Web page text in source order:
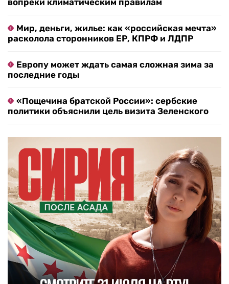
вопреки климатическим правилам
Мир, деньги, жилье: как «российская мечта»
расколола сторонников ЕР, КПРФ и ЛДПР
Европу может ждать самая сложная зима за
последние годы
«Пощечина братской России»: сербские
политики объяснили цель визита Зеленского